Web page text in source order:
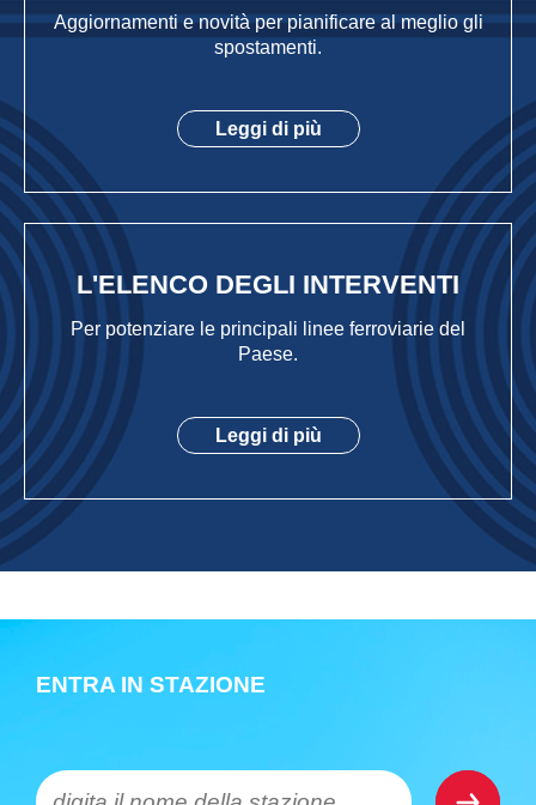
Aggiornamenti e novità per pianificare al meglio gli
spostamenti.
Leggi di più
L'ELENCO DEGLI INTERVENTI
Per potenziare le principali linee ferroviarie del
Paese.
Leggi di più
ENTRA IN STAZIONE
digita il nome della stazione